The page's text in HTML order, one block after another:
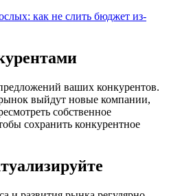
как не слить бюджет из-
ваших конкурентов.
выйдут новые компании,
собственное
сохранить конкурентное